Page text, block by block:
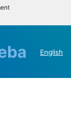
English